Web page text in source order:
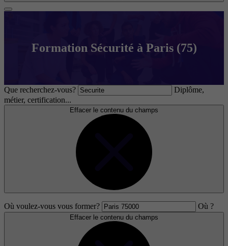
Formation Sécurité à Paris (75)
Que recherchez-vous?
Diplôme,
métier, certification...
Effacer le contenu du champs
Où voulez-vous vous former? Où ?
Effacer le contenu du champs